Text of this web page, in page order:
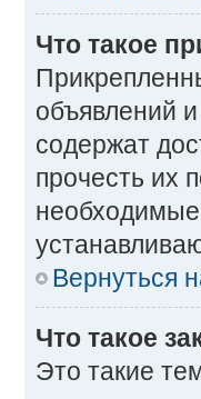
Что такое
объявлений
содержат
прочесть их
Вернуться
Что такое
Это такие